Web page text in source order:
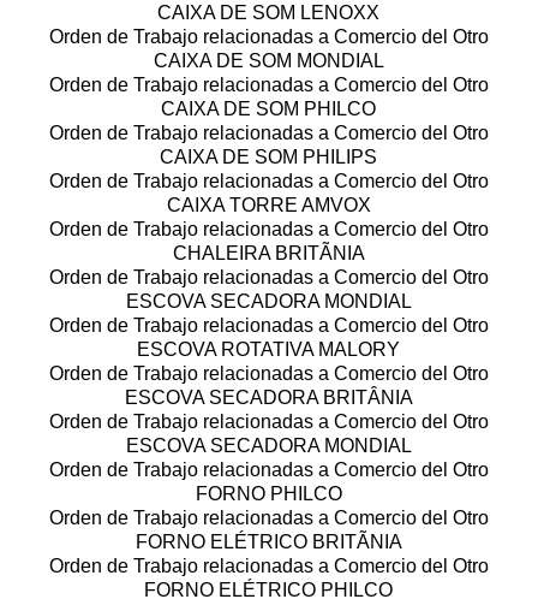
CAIXA DE SOM LENOXX
Orden de Trabajo relacionadas a Comercio del Otro
CAIXA DE SOM MONDIAL
Orden de Trabajo relacionadas a Comercio del Otro
CAIXA DE SOM PHILCO
Orden de Trabajo relacionadas a Comercio del Otro
CAIXA DE SOM PHILIPS
Orden de Trabajo relacionadas a Comercio del Otro
CAIXA TORRE AMVOX
Orden de Trabajo relacionadas a Comercio del Otro
CHALEIRA BRITÃNIA
Orden de Trabajo relacionadas a Comercio del Otro
ESCOVA SECADORA MONDIAL
Orden de Trabajo relacionadas a Comercio del Otro
ESCOVA ROTATIVA MALORY
Orden de Trabajo relacionadas a Comercio del Otro
ESCOVA SECADORA BRITÂNIA
Orden de Trabajo relacionadas a Comercio del Otro
ESCOVA SECADORA MONDIAL
Orden de Trabajo relacionadas a Comercio del Otro
FORNO PHILCO
Orden de Trabajo relacionadas a Comercio del Otro
FORNO ELÉTRICO BRITÃNIA
Orden de Trabajo relacionadas a Comercio del Otro
FORNO ELÉTRICO PHILCO